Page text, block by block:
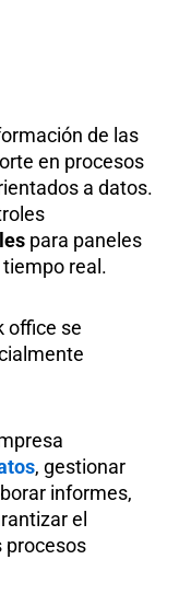
de las
en procesos
a datos.
para paneles
real.
office se
, gestionar
informes,
el
procesos